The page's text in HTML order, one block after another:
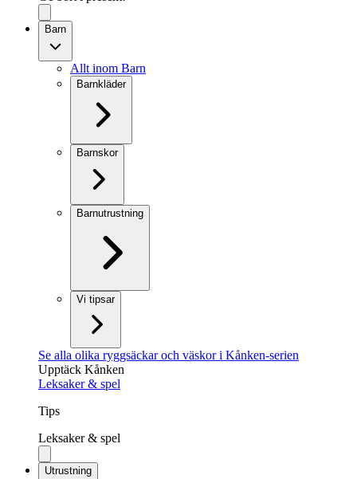
Barn
Allt inom Barn
Barnkläder
Barnskor
Barnutrustning
Vi tipsar
Se alla olika ryggsäckar och väskor i Kånken-serien
Upptäck Kånken
Leksaker & spel
Tips
Leksaker & spel
Utrustning